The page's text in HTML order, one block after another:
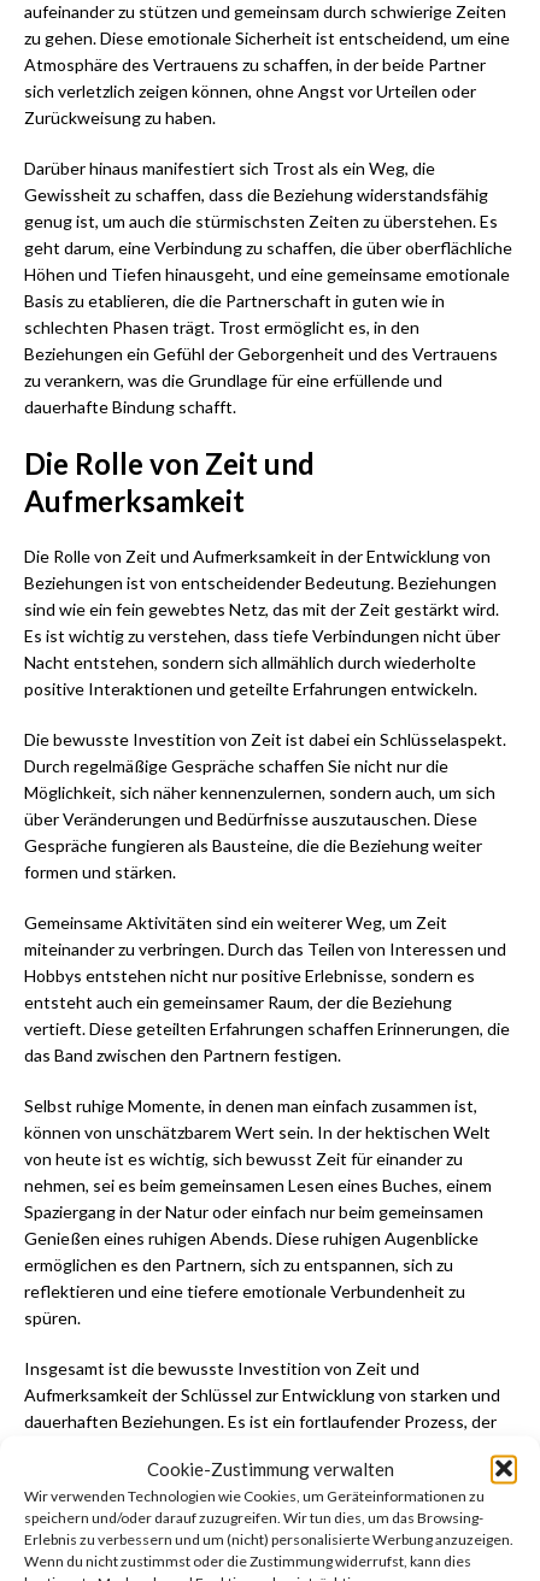
Cookie-Zustimmung verwalten
Wir verwenden Technologien wie Cookies, um Geräteinformationen zu
speichern und/oder darauf zuzugreifen. Wir tun dies, um das Browsing-
Erlebnis zu verbessern und um (nicht) personalisierte Werbung anzuzeigen.
Wenn du nicht zustimmst oder die Zustimmung widerrufst, kann dies
aufeinander zu stützen und gemeinsam durch schwierige Zeiten
zu gehen. Diese emotionale Sicherheit ist entscheidend, um eine
Atmosphäre des Vertrauens zu schaffen, in der beide Partner
sich verletzlich zeigen können, ohne Angst vor Urteilen oder
Zurückweisung zu haben.
Darüber hinaus manifestiert sich Trost als ein Weg, die
Gewissheit zu schaffen, dass die Beziehung widerstandsfähig
genug ist, um auch die stürmischsten Zeiten zu überstehen. Es
geht darum, eine Verbindung zu schaffen, die über oberflächliche
Höhen und Tiefen hinausgeht, und eine gemeinsame emotionale
Basis zu etablieren, die die Partnerschaft in guten wie in
schlechten Phasen trägt. Trost ermöglicht es, in den
Beziehungen ein Gefühl der Geborgenheit und des Vertrauens
zu verankern, was die Grundlage für eine erfüllende und
dauerhafte Bindung schafft.
Die Rolle von Zeit und
Aufmerksamkeit
Die Rolle von Zeit und Aufmerksamkeit in der Entwicklung von
Beziehungen ist von entscheidender Bedeutung. Beziehungen
sind wie ein fein gewebtes Netz, das mit der Zeit gestärkt wird.
Es ist wichtig zu verstehen, dass tiefe Verbindungen nicht über
Nacht entstehen, sondern sich allmählich durch wiederholte
positive Interaktionen und geteilte Erfahrungen entwickeln.
Die bewusste Investition von Zeit ist dabei ein Schlüsselaspekt.
Durch regelmäßige Gespräche schaffen Sie nicht nur die
Möglichkeit, sich näher kennenzulernen, sondern auch, um sich
über Veränderungen und Bedürfnisse auszutauschen. Diese
Gespräche fungieren als Bausteine, die die Beziehung weiter
formen und stärken.
Gemeinsame Aktivitäten sind ein weiterer Weg, um Zeit
miteinander zu verbringen. Durch das Teilen von Interessen und
Hobbys entstehen nicht nur positive Erlebnisse, sondern es
entsteht auch ein gemeinsamer Raum, der die Beziehung
vertieft. Diese geteilten Erfahrungen schaffen Erinnerungen, die
das Band zwischen den Partnern festigen.
Selbst ruhige Momente, in denen man einfach zusammen ist,
können von unschätzbarem Wert sein. In der hektischen Welt
von heute ist es wichtig, sich bewusst Zeit für einander zu
nehmen, sei es beim gemeinsamen Lesen eines Buches, einem
Spaziergang in der Natur oder einfach nur beim gemeinsamen
Genießen eines ruhigen Abends. Diese ruhigen Augenblicke
ermöglichen es den Partnern, sich zu entspannen, sich zu
reflektieren und eine tiefere emotionale Verbundenheit zu
spüren.
Insgesamt ist die bewusste Investition von Zeit und
Aufmerksamkeit der Schlüssel zur Entwicklung von starken und
dauerhaften Beziehungen. Es ist ein fortlaufender Prozess, der
für eine erfüllte und wachsende Partnerschaft schafft.
Fazit – Wie lange hält eine Trost
Beziehung